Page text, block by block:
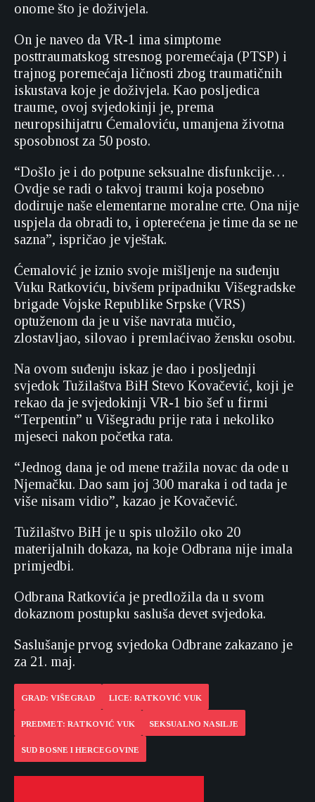
onome što je doživjela.
On je naveo da VR-1 ima simptome
posttraumatskog stresnog poremećaja (PTSP) i
trajnog poremećaja ličnosti zbog traumatičnih
iskustava koje je doživjela. Kao posljedica
traume, ovoj svjedokinji je, prema
neuropsihijatru Ćemaloviću, umanjena životna
sposobnost za 50 posto.
“Došlo je i do potpune seksualne disfunkcije…
Ovdje se radi o takvoj traumi koja posebno
dodiruje naše elementarne moralne crte. Ona nije
uspjela da obradi to, i opterećena je time da se ne
sazna”, ispričao je vještak.
Ćemalović je iznio svoje mišljenje na suđenju
Vuku Ratkoviću, bivšem pripadniku Višegradske
brigade Vojske Republike Srpske (VRS)
optuženom da je u više navrata mučio,
zlostavljao, silovao i premlaćivao žensku osobu.
Na ovom suđenju iskaz je dao i posljednji
svjedok Tužilaštva BiH Stevo Kovačević, koji je
rekao da je svjedokinji VR-1 bio šef u firmi
“Terpentin” u Višegradu prije rata i nekoliko
mjeseci nakon početka rata.
“Jednog dana je od mene tražila novac da ode u
Njemačku. Dao sam joj 300 maraka i od tada je
više nisam vidio”, kazao je Kovačević.
Tužilaštvo BiH je u spis uložilo oko 20
materijalnih dokaza, na koje Odbrana nije imala
primjedbi.
Odbrana Ratkovića je predložila da u svom
dokaznom postupku sasluša devet svjedoka.
Saslušanje prvog svjedoka Odbrane zakazano je
za 21. maj.
GRAD: VIŠEGRAD LICE: RATKOVIĆ VUK
PREDMET: RATKOVIĆ VUK SEKSUALNO NASILJE
SUD BOSNE I HERCEGOVINE